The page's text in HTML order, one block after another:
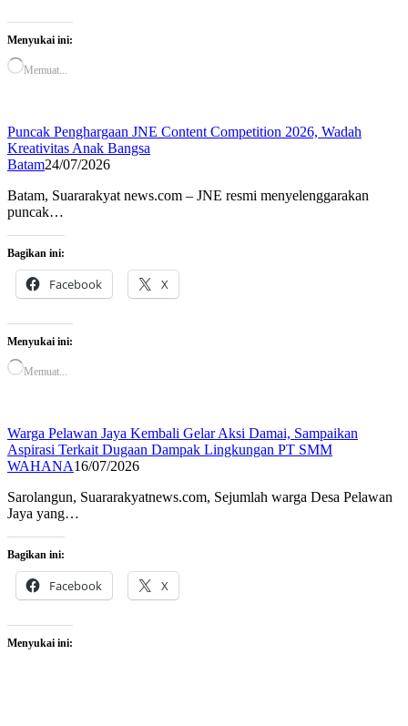
Menyukai ini:
Memuat...
Puncak Penghargaan JNE Content Competition 2026, Wadah
Kreativitas Anak Bangsa
Batam24/07/2026
Batam, Suararakyat news.com – JNE resmi menyelenggarakan
puncak…
Bagikan ini:
Facebook X
Menyukai ini:
Memuat...
Warga Pelawan Jaya Kembali Gelar Aksi Damai, Sampaikan
Aspirasi Terkait Dugaan Dampak Lingkungan PT SMM
WAHANA16/07/2026
Sarolangun, Suararakyatnews.com, Sejumlah warga Desa Pelawan
Jaya yang…
Bagikan ini:
Facebook X
Menyukai ini: